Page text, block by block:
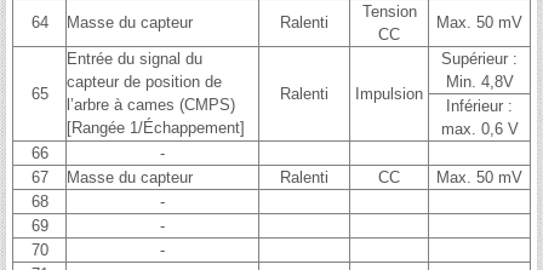
64
Masse du capteur Ralenti
Tension
CC
Max. 50 mV
65
Entrée du signal du
capteur de position de
l’arbre à cames (CMPS)
[Rangée 1/Échappement]
Ralenti Impulsion
Supérieur :
Min. 4,8V
Inférieur :
max. 0,6 V
66
-
67
Masse du capteur Ralenti CC
Max. 50 mV
68
-
69
-
70
-